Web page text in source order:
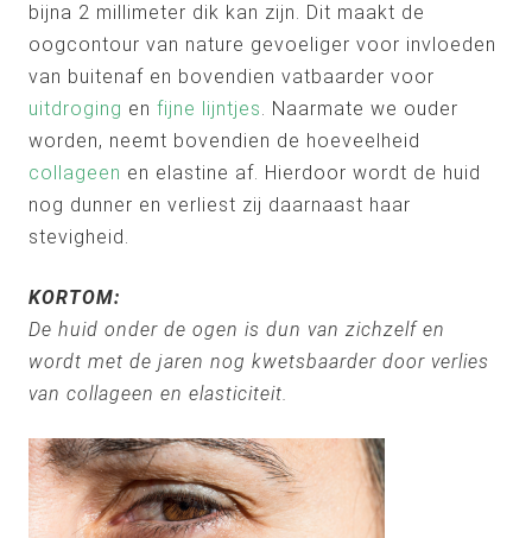
bijna 2 millimeter dik kan zijn. Dit maakt de
oogcontour van nature gevoeliger voor invloeden
van buitenaf en bovendien vatbaarder voor
uitdroging en fijne lijntjes. Naarmate we ouder
worden, neemt bovendien de hoeveelheid
collageen en elastine af. Hierdoor wordt de huid
nog dunner en verliest zij daarnaast haar
stevigheid.
KORTOM:
De huid onder de ogen is dun van zichzelf en
wordt met de jaren nog kwetsbaarder door verlies
van collageen en elasticiteit.